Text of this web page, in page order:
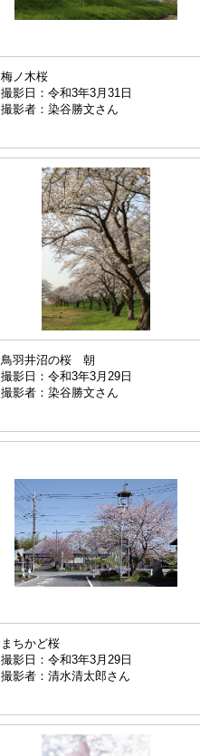
梅ノ木桜
撮影日：令和3年3月31日
撮影者：染谷勝文さん
鳥羽井沼の桜 朝
撮影日：令和3年3月29日
撮影者：染谷勝文さん
まちかど桜
撮影日：令和3年3月29日
撮影者：清水清太郎さん